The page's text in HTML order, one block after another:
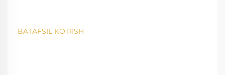
BATAFSIL KO'RISH